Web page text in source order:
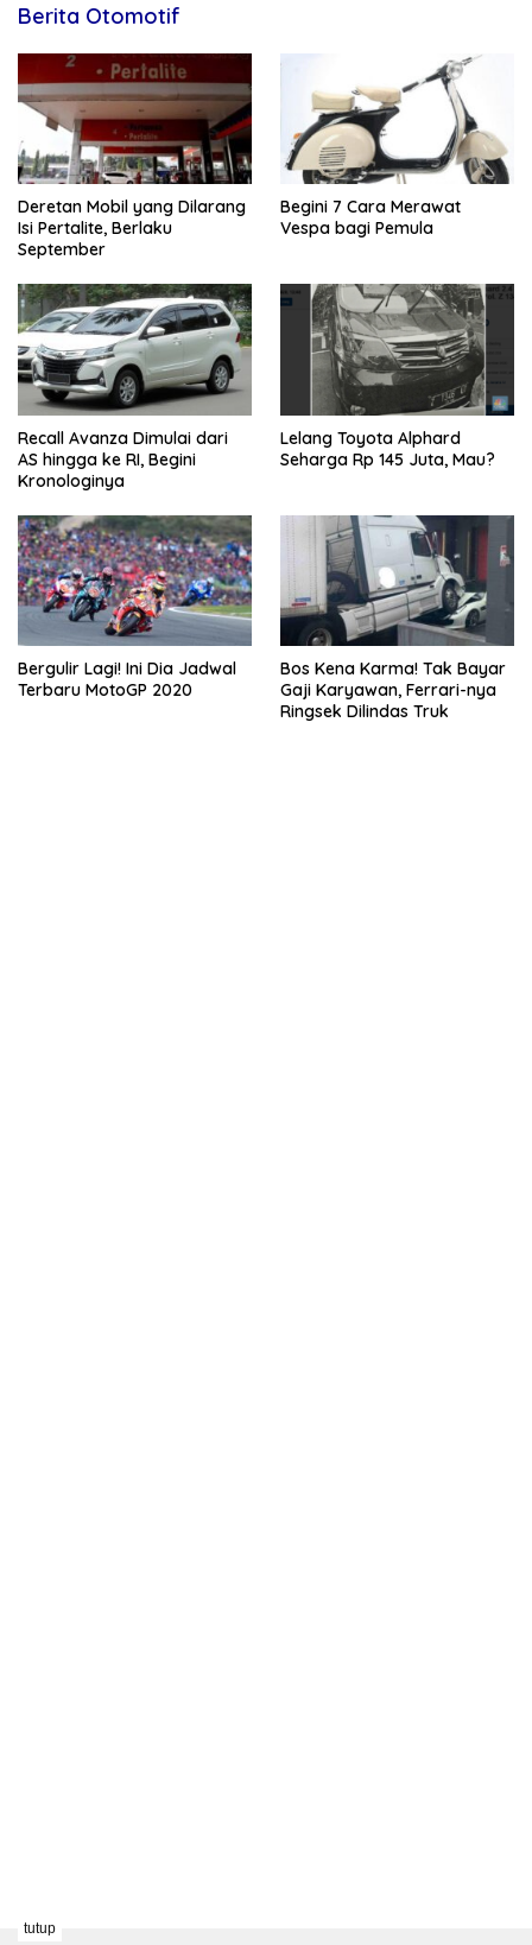
Berita Otomotif
Deretan Mobil yang Dilarang
Isi Pertalite, Berlaku
September
Begini 7 Cara Merawat
Vespa bagi Pemula
Recall Avanza Dimulai dari
AS hingga ke RI, Begini
Kronologinya
Lelang Toyota Alphard
Seharga Rp 145 Juta, Mau?
Bergulir Lagi! Ini Dia Jadwal
Terbaru MotoGP 2020
Bos Kena Karma! Tak Bayar
Gaji Karyawan, Ferrari-nya
Ringsek Dilindas Truk
tutup